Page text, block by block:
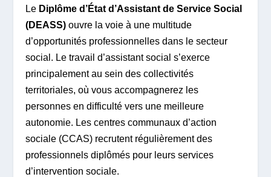
Le Diplôme d’État d’Assistant de Service Social
(DEASS) ouvre la voie à une multitude
d’opportunités professionnelles dans le secteur
social. Le travail d’assistant social s’exerce
principalement au sein des collectivités
territoriales, où vous accompagnerez les
personnes en difficulté vers une meilleure
autonomie. Les centres communaux d’action
sociale (CCAS) recrutent régulièrement des
professionnels diplômés pour leurs services
d’intervention sociale.